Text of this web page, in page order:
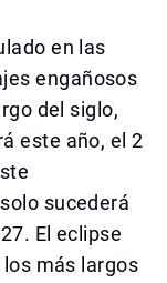
en las
engañosos
del siglo,
este año, el 2
sucederá
El eclipse
más largos